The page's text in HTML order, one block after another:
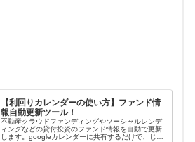
【利回りカレンダーの使い方】ファンド情
報自動更新ツール！
不動産クラウドファンディングやソーシャルレンデ
ィングなどの貸付投資のファンド情報を自動で更新
します。googleカレンダーに共有するだけで、じぇ